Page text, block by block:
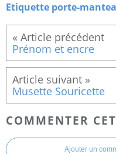
Etiquette porte-
Prénom et encre
Musette Souricette
COMMENTER
Ajouter un